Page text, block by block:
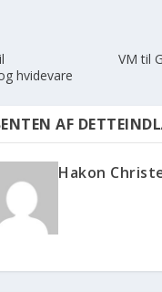
hvidevare
VM til
AF
Hakon